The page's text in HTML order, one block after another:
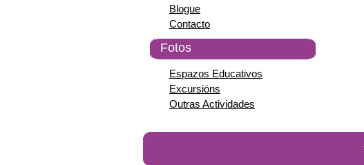
Blogue
Contacto
Fotos
Espazos Educativos
Excursións
Outras Actividades